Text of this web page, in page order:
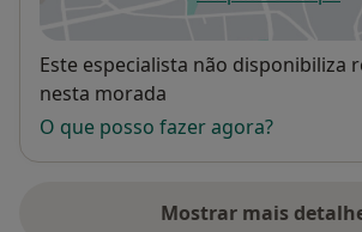
abre num
Disponibilidade
Este especialista não disponibiliza
nesta morada
O que posso fazer agora?
Mostrar maissobre o